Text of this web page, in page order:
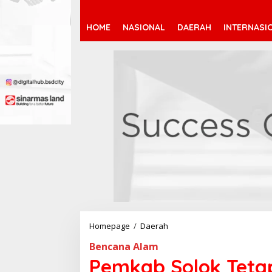
HOME NASIONAL DAERAH
Homepage / Daerah
a
Bencana Alam
Pemkab Solok